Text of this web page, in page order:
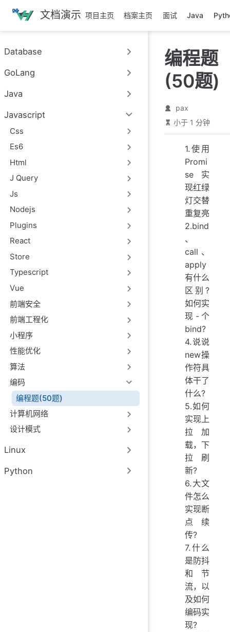
跳
主
內
文档演示 项目主页 档案主页 面试 Java
Database
GoLang
Java
Javascript
Css
Es6
Html
J Query
Js
Nodejs
Plugins
React
Store
Typescript
Vue
前端安全
前端工程化
小程序
性能优化
算法
编码
编程题(50题)
计算机网络
设计模式
Linux
Python
编程题
(50题)
pax
小于 1 分钟
1.使用
Promi
se实
现红绿
灯交替
重复亮
2.bind
、
call、
apply
有什么
区别?
如何实
现-个
bind?
4.说说
new操
作符具
体干了
什么?
5.如何
实现上
拉加
载，下
拉刷
新?
6.大文
件怎么
实现断
点续
传?
7.什么
是防抖
和节
流，以
及如何
编码实
现?